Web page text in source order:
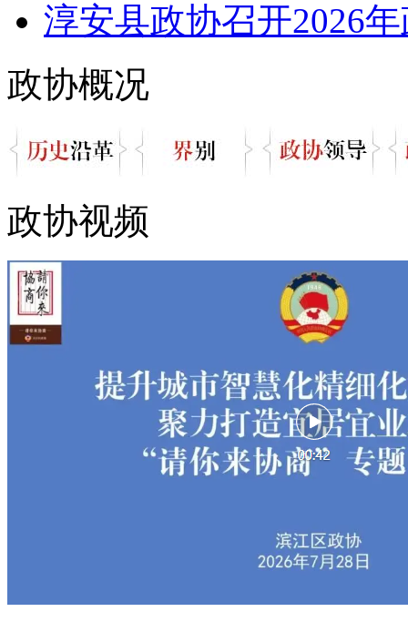
淳安县政协召开2026
政协概况
政协视频